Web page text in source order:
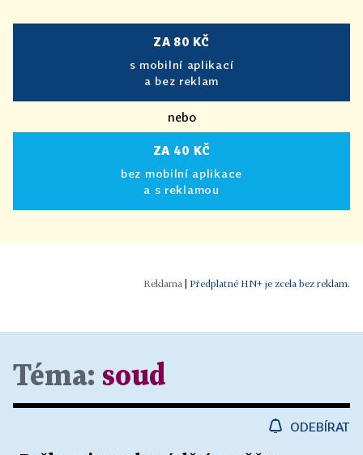
ZA 80 KČ
s mobilní aplikací
a bez reklam
nebo
ZA 40 KČ
bez mobilní aplikace
a s reklamou
Předplatné HN+ je zcela bez reklam.
Téma: soud
ODEBÍRAT